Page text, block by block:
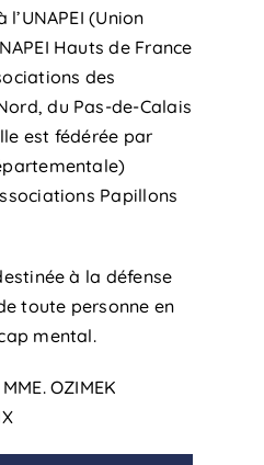
(Union
Hauts de France
des
du Pas-de-Calais
est fédérée par
Papillons
à la défense
toute personne en
mental.
OZIMEK